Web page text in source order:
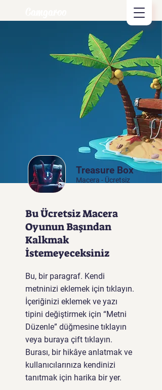
Treasure Box
Macera - Ücretsiz
Bu Ücretsiz Macera
Oyunun Başından
Kalkmak
İstemeyeceksiniz
Bu, bir paragraf. Kendi
metninizi eklemek için tıklayın.
İçeriğinizi eklemek ve yazı
tipini değiştirmek için “Metni
Düzenle” düğmesine tıklayın
veya buraya çift tıklayın.
Burası, bir hikâye anlatmak ve
kullanıcılarınıza kendinizi
tanıtmak için harika bir yer.